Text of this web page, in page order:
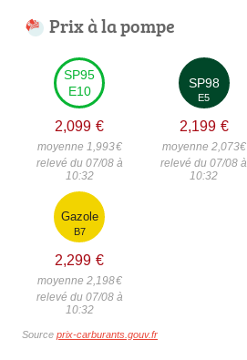
Prix à la pompe
SP95
E10
2,099 €
moyenne 1,993€
relevé du 07/08 à
10:32
SP98
E5
2,199 €
moyenne 2,073€
relevé du 07/08 à
10:32
Gazole
B7
2,299 €
moyenne 2,198€
relevé du 07/08 à
10:32
Source prix-carburants.gouv.fr